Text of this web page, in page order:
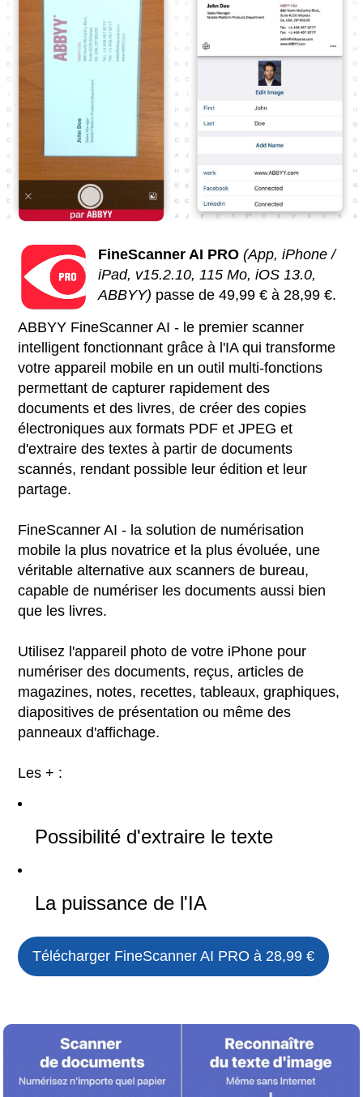
FineScanner AI PRO (App, iPhone /
iPad, v15.2.10, 115 Mo, iOS 13.0,
ABBYY) passe de 49,99 € à 28,99 €.
ABBYY FineScanner AI - le premier scanner
intelligent fonctionnant grâce à l'IA qui transforme
votre appareil mobile en un outil multi-fonctions
permettant de capturer rapidement des
documents et des livres, de créer des copies
électroniques aux formats PDF et JPEG et
d'extraire des textes à partir de documents
scannés, rendant possible leur édition et leur
partage.
FineScanner AI - la solution de numérisation
mobile la plus novatrice et la plus évoluée, une
véritable alternative aux scanners de bureau,
capable de numériser les documents aussi bien
que les livres.
Utilisez l'appareil photo de votre iPhone pour
numériser des documents, reçus, articles de
magazines, notes, recettes, tableaux, graphiques,
diapositives de présentation ou même des
panneaux d'affichage.
Les + :
Possibilité d'extraire le texte
La puissance de l'IA
Télécharger FineScanner AI PRO à 28,99 €